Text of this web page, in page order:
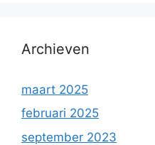
Archieven
maart 2025
februari 2025
september 2023